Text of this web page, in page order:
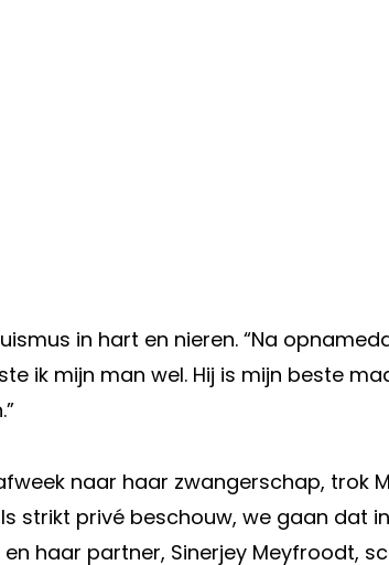
in hart en nieren. “Na
ik mijn man wel. Hij is mijn beste
naar haar zwangerschap, trok
strikt privé beschouw, we gaan dat
haar partner, Sinerjey Meyfroodt,